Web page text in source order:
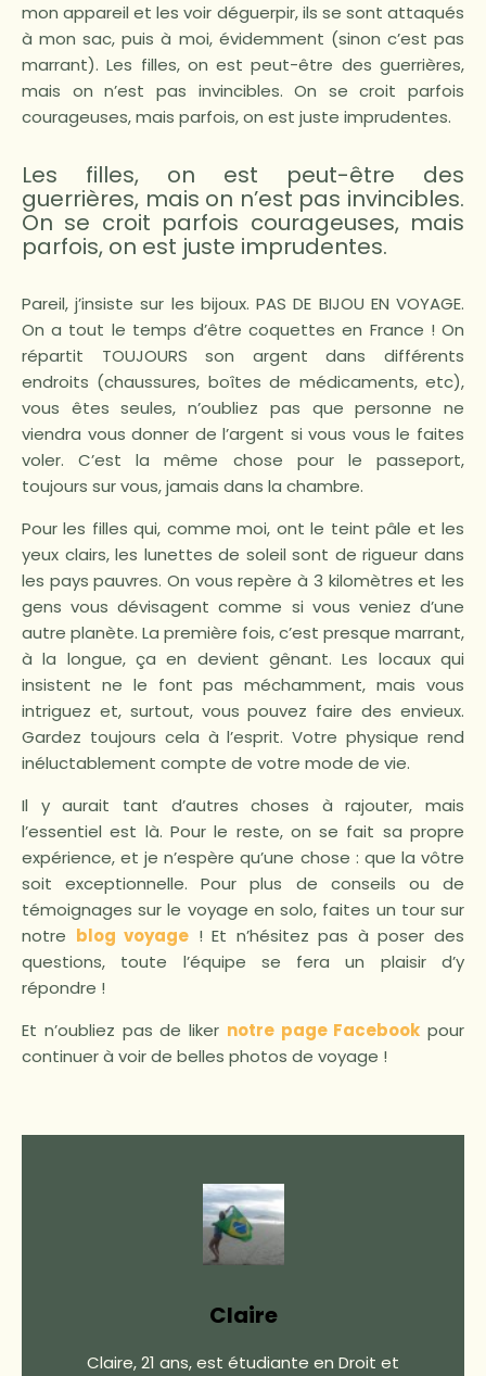
mon appareil et les voir déguerpir, ils se sont attaqués
à mon sac, puis à moi, évidemment (sinon c’est pas
marrant). Les filles, on est peut-être des guerrières,
mais on n’est pas invincibles. On se croit parfois
courageuses, mais parfois, on est juste imprudentes.
Les filles, on est peut-être des
guerrières, mais on n’est pas invincibles.
On se croit parfois courageuses, mais
parfois, on est juste imprudentes.
Pareil, j’insiste sur les bijoux. PAS DE BIJOU EN VOYAGE.
On a tout le temps d’être coquettes en France ! On
répartit TOUJOURS son argent dans différents
endroits (chaussures, boîtes de médicaments, etc),
vous êtes seules, n’oubliez pas que personne ne
viendra vous donner de l’argent si vous vous le faites
voler. C’est la même chose pour le passeport,
toujours sur vous, jamais dans la chambre.
Pour les filles qui, comme moi, ont le teint pâle et les
yeux clairs, les lunettes de soleil sont de rigueur dans
les pays pauvres. On vous repère à 3 kilomètres et les
gens vous dévisagent comme si vous veniez d’une
autre planète. La première fois, c’est presque marrant,
à la longue, ça en devient gênant. Les locaux qui
insistent ne le font pas méchamment, mais vous
intriguez et, surtout, vous pouvez faire des envieux.
Gardez toujours cela à l’esprit. Votre physique rend
inéluctablement compte de votre mode de vie.
Il y aurait tant d’autres choses à rajouter, mais
l’essentiel est là. Pour le reste, on se fait sa propre
expérience, et je n’espère qu’une chose : que la vôtre
soit exceptionnelle. Pour plus de conseils ou de
témoignages sur le voyage en solo, faites un tour sur
notre blog voyage ! Et n’hésitez pas à poser des
questions, toute l’équipe se fera un plaisir d’y
répondre !
Et n’oubliez pas de liker notre page Facebook pour
continuer à voir de belles photos de voyage !
Claire
Claire, 21 ans, est étudiante en Droit et